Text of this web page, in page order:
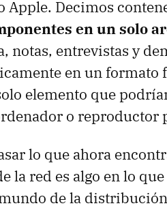
Apple. Decimos
en un solo
notas, entrevistas y
en un formato
elemento que
o reproductor
lo que ahora
la red es algo en lo
de la